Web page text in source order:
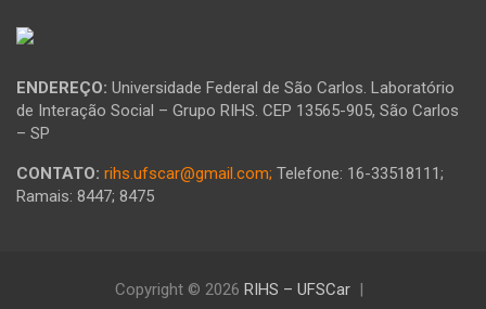
ENDEREÇO: Universidade Federal de São Carlos. Laboratório
de Interação Social – Grupo RIHS. CEP 13565-905, São Carlos
– SP
CONTATO: rihs.ufscar@gmail.com; Telefone: 16-33518111;
Ramais: 8447; 8475
Copyright © 2026 RIHS – UFSCar